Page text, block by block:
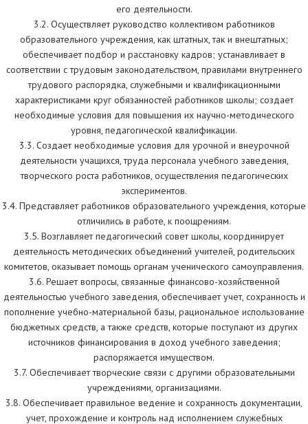
его деятельности.
3.2. Осуществляет руководство коллективом работников
образовательного учреждения, как штатных, так и внештатных;
обеспечивает подбор и расстановку кадров; устанавливает в
соответствии с трудовым законодательством, правилами внутреннего
трудового распорядка, служебными и квалификационными
характеристиками круг обязанностей работников школы; создает
необходимые условия для повышения их научно-методического
уровня, педагогической квалификации.
3.3. Создает необходимые условия для урочной и внеурочной
деятельности учащихся, труда персонала учебного заведения,
творческого роста работников, осуществления педагогических
экспериментов.
3.4. Представляет работников образовательного учреждения, которые
отличились в работе, к поощрениям.
3.5. Возглавляет педагогический совет школы, координирует
деятельность методических объединений учителей, родительских
комитетов, оказывает помощь органам ученического самоуправления.
3.6. Решает вопросы, связанные финансово-хозяйственной
деятельностью учебного заведения, обеспечивает учет, сохранность и
пополнение учебно-материальной базы, рациональное использование
бюджетных средств, а также средств, которые поступают из других
источников финансирования в доход учебного заведения;
распоряжается имуществом.
3.7. Обеспечивает творческие связи с другими образовательными
учреждениями, организациями.
3.8. Обеспечивает правильное ведение и сохранность документации,
учет, прохождение и контроль над исполнением служебных